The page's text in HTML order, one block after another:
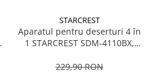
STARCREST
Aparatul pentru deserturi 4 în
1 STARCREST SDM-4110BX,
invelis ceramic pentru vafe,
229,90 RON